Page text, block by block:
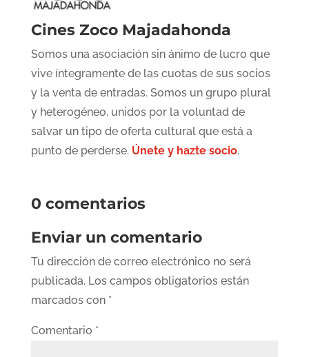
Cines Zoco Majadahonda
Somos una asociación sin ánimo de lucro que
vive íntegramente de las cuotas de sus socios
y la venta de entradas. Somos un grupo plural
y heterogéneo, unidos por la voluntad de
salvar un tipo de oferta cultural que está a
punto de perderse. Únete y hazte socio.
0 comentarios
Enviar un comentario
Tu dirección de correo electrónico no será
publicada. Los campos obligatorios están
marcados con *
Comentario *